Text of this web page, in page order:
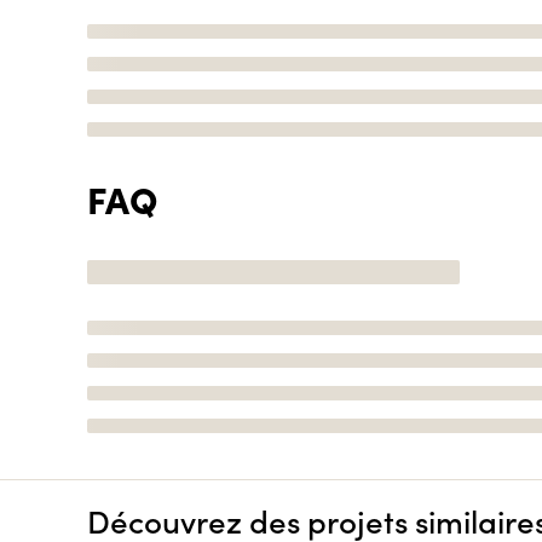
FAQ
Découvrez des projets